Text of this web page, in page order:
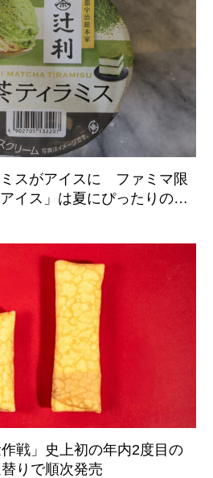
ミスがアイスに ファミマ限
イス」は夏にぴったりの爽
戦」史上初の年内2度目の
りで順次発売